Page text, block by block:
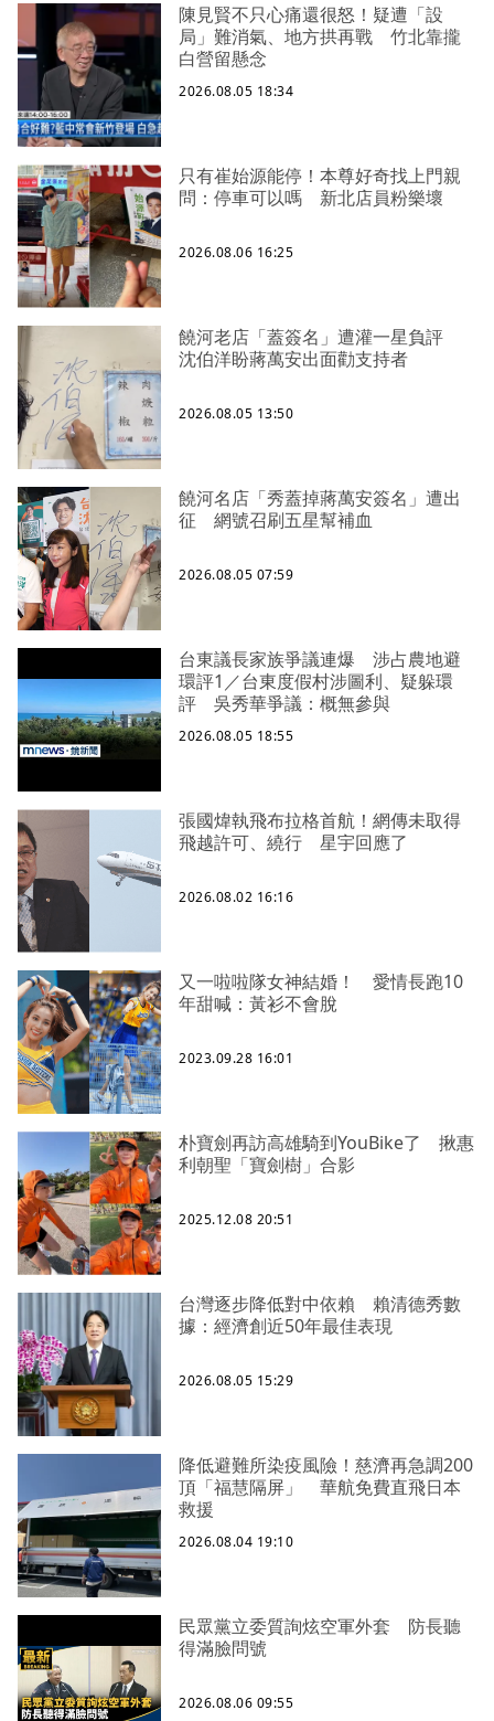
陳見賢不只心痛還很怒！疑遭「設
局」難消氣、地方拱再戰 竹北靠攏
白營留懸念
2026.08.05 18:34
只有崔始源能停！本尊好奇找上門親
問：停車可以嗎 新北店員粉樂壞
2026.08.06 16:25
饒河老店「蓋簽名」遭灌一星負評
沈伯洋盼蔣萬安出面勸支持者
2026.08.05 13:50
饒河名店「秀蓋掉蔣萬安簽名」遭出
征 網號召刷五星幫補血
2026.08.05 07:59
台東議長家族爭議連爆 涉占農地避
環評1／台東度假村涉圖利、疑躲環
評 吳秀華爭議：概無參與
2026.08.05 18:55
張國煒執飛布拉格首航！網傳未取得
飛越許可、繞行 星宇回應了
2026.08.02 16:16
又一啦啦隊女神結婚！ 愛情長跑10
年甜喊：黃衫不會脫
2023.09.28 16:01
朴寶劍再訪高雄騎到YouBike了 揪惠
利朝聖「寶劍樹」合影
2025.12.08 20:51
台灣逐步降低對中依賴 賴清德秀數
據：經濟創近50年最佳表現
2026.08.05 15:29
降低避難所染疫風險！慈濟再急調200
頂「福慧隔屏」 華航免費直飛日本
救援
2026.08.04 19:10
民眾黨立委質詢炫空軍外套 防長聽
得滿臉問號
2026.08.06 09:55